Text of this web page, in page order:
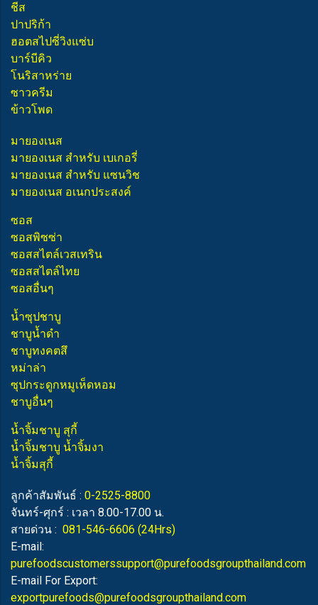
ชีส
ปาปริก้า
ฮอตสไปซี่วิงแซ่บ
บาร์บีคิว
โนริสาหร่าย
ซาวครีม
ข้าวโพด
มายองเนส
มายองเนส สำหรับ เบเกอรี่
มายองเนส สำหรับ แซนวิช
มายองเนส อเนกประสงค์
ซอส
ซอสพิซซ่า
ซอสสไตล์เวสเทริน
ซอสสไตล์ไทย
ซอสอื่นๆ
น้ำซุปชาบู
ชาบูน้ำดำ
ชาบูทงคตสึ
หม่าล่า
ซุปกระดูกหมูเห็ดหอม
ชาบูอื่นๆ
น้ำจิ้มชาบู สุกี้
น้ำจิ้มชาบู น้ำจิ้มงา
น้ำจิ้มสุกี้
ลูกค้าสัมพันธ์ : 0-2525-8800
จันทร์-ศุกร์ : เวลา 8.00-17.00 น.
สายด่วน : 081-546-6606 (24Hrs)
E-mail:
purefoodscustomerssupport@purefoodsgroupthailand.com
E-mail For Export:
exportpurefoods@purefoodsgroupthailand.com